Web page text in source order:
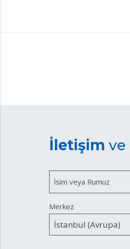
İletişim ve
İsim veya Rumuz
Merkez